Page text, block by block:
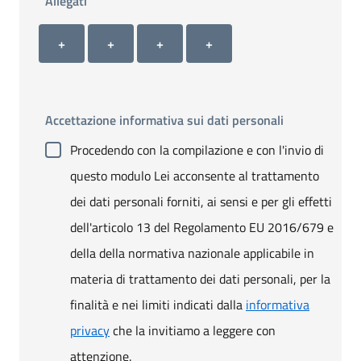
Allegato 1
+
Allegato 2
+
Allegato 3
+
Allegato 4
+
Accettazione informativa sui dati personali
Procedendo con la compilazione e con l'invio di
questo modulo Lei acconsente al trattamento
dei dati personali forniti, ai sensi e per gli effetti
dell'articolo 13 del Regolamento EU 2016/679 e
della della normativa nazionale applicabile in
materia di trattamento dei dati personali, per la
finalità e nei limiti indicati dalla informativa
privacyche la invitiamo a leggere con
attenzione.